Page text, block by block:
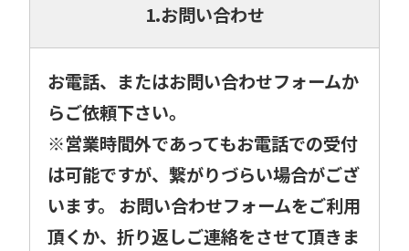
1.お問い合わせ
お電話、またはお問い合わせフォームか
らご依頼下さい。
※営業時間外であってもお電話での受付
は可能ですが、繋がりづらい場合がござ
います。 お問い合わせフォームをご利用
頂くか、折り返しご連絡をさせて頂きま